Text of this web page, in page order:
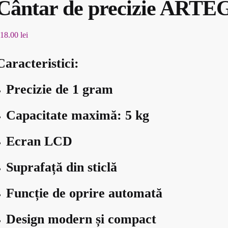
de precizie
lei
Precizie de 1 gram
Capacitate maximă: 5 kg
Ecran LCD
Suprafață din sticlă
Funcție de oprire automată
Design modern și compact